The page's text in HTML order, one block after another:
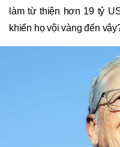
làm từ thiện hơn 19 tỷ
khiến họ vội vàng đến